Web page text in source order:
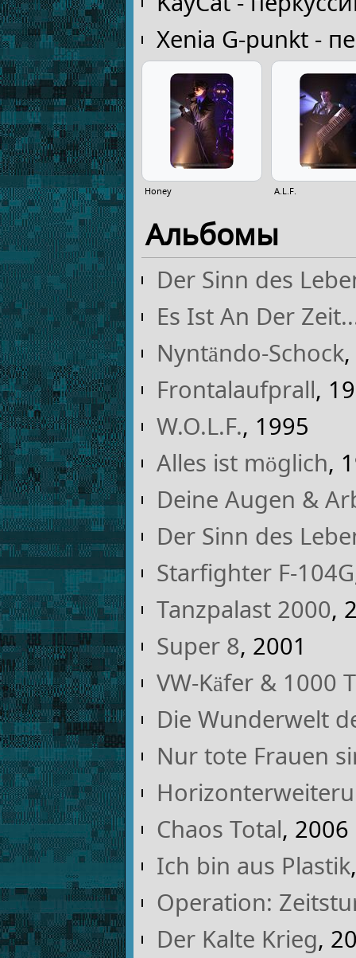
Xenia G-punkt -
Honey A.L.F.
Альбомы
Der Sinn des
Es Ist An Der
Nyntändo-Schock
Frontalaufprall,
W.O.L.F., 1995
Alles ist möglich,
Deine Augen &
Der Sinn des
Starfighter F-104G
Tanzpalast 2000,
Super 8, 2001
VW-Käfer & 1000
Die Wunderwelt
Nur tote Frauen
Chaos Total, 2006
Ich bin aus Plastik
Operation:
Der Kalte Krieg,